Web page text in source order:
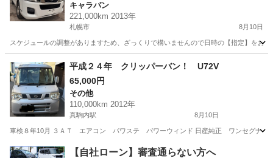
キャラバン
221,000km 2013年
札幌市 8月10日
スケジュールの調整がありますため、ざっくりで構いませんので日時の【指定】をお
北海道 札幌市 キャラバン
平成２４年 クリッパーバン！ U72V
65,000円
その他
110,000km 2012年
真駒内駅 8月10日
車検８年10月 ３ＡＴ エアコン パワステ パワーウィンド 日産純正 ワンセグナ
北海道 札幌市 真駒内駅 その他
【自社ローン】審査通らない方へ